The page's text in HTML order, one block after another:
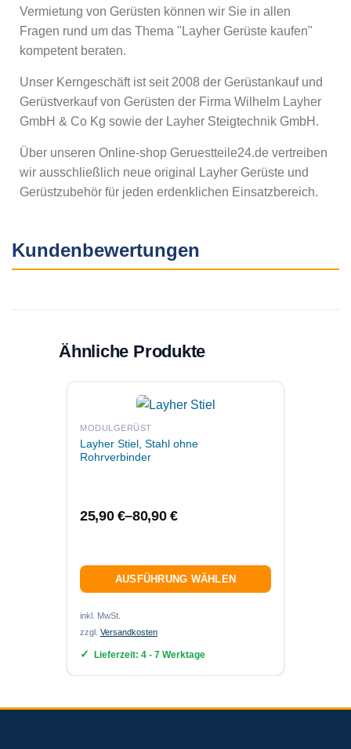
Vermietung von Gerüsten können wir Sie in allen
Fragen rund um das Thema "Layher Gerüste kaufen"
kompetent beraten.
Unser Kerngeschäft ist seit 2008 der Gerüstankauf und
Gerüstverkauf von Gerüsten der Firma Wilhelm Layher
GmbH & Co Kg sowie der Layher Steigtechnik GmbH.
Über unseren Online-shop Geruestteile24.de vertreiben
wir ausschließlich neue original Layher Gerüste und
Gerüstzubehör für jeden erdenklichen Einsatzbereich.
Kundenbewertungen
Ähnliche Produkte
MODULGERÜST
Layher Stiel, Stahl ohne
Rohrverbinder
25,90 €–80,90 €
AUSFÜHRUNG WÄHLEN
inkl. MwSt.
zzgl. Versandkosten
Lieferzeit: 4 - 7 Werktage